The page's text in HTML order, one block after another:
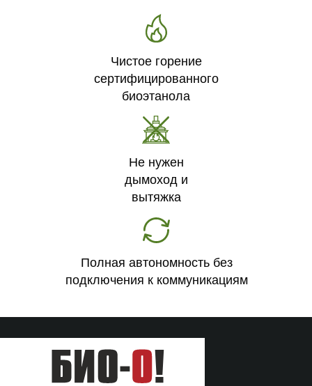
Чистое горение
сертифицированного
биоэтанола
Не нужен
дымоход и
вытяжка
Полная автономность без
подключения к коммуникациям